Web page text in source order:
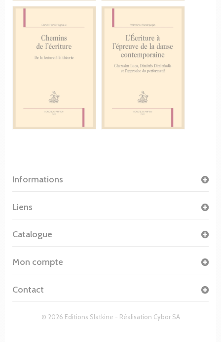
Informations
© 2026 Editions Slatkine - Réalisation Cybor SA
Liens
Catalogue
Mon compte
Contact